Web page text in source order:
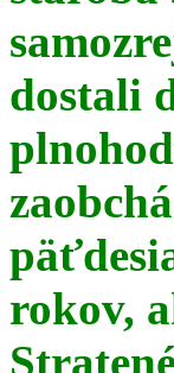
dostali
rokov,